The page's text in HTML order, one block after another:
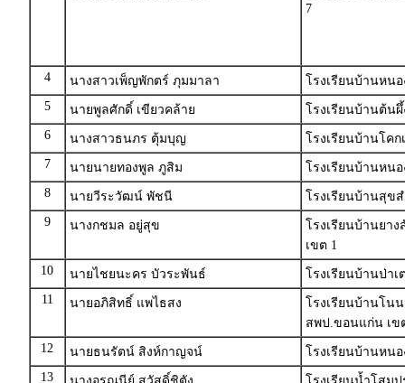
7
4 นางสาวเพ็ญพักตร์ ภุมมาลา
โรงเรียนบ้านหน
5
นายพูลศักดิ์ เขียวคล้าย
โรงเรียนบ้านต้น
6
นางสาวธนภร ตุ้มบุญ
โรงเรียนบ้านโค
7
นายนายทองพูล ภูสิม
โรงเรียนบ้านหน
8
นายวีระวัฒน์ พัชนี
โรงเรียนบ้านสุข
9
นางกชมล อยู่สุข
โรงเรียนบ้านยา
เขต 1
10
นายไชยนะคร บัวระพันธ์
โรงเรียนบ้านป่า
11
นายอภิสิทธิ์ แพไธสง
โรงเรียนบ้านโน
สพป.ขอนแก่น เข
12
นายธนรัตน์ สิงห์กาญจน์
โรงเรียนบ้านหน
13